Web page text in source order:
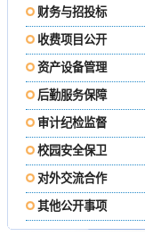
财务与招投标
收费项目公开
资产设备管理
后勤服务保障
审计纪检监督
校园安全保卫
对外交流合作
其他公开事项